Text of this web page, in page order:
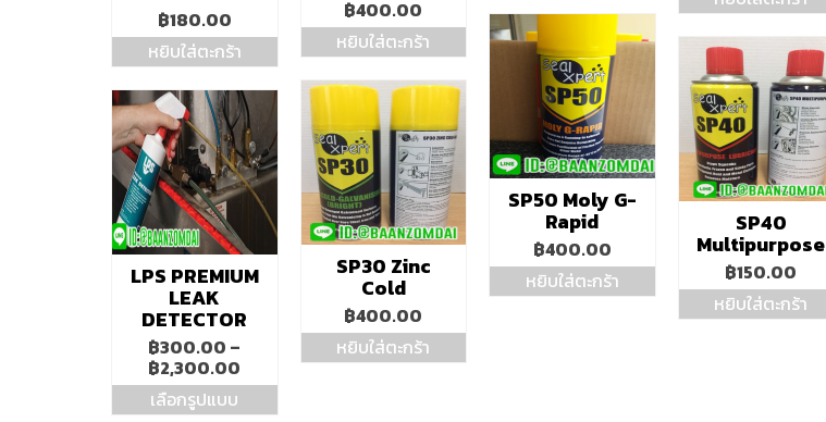
฿400.00
หยิบใส่ตะกร้า
฿180.00
หยิบใส่ตะกร้า
SP50 Moly G-
Rapid
฿400.00
หยิบใส่ตะกร้า
SP40
Multipurpose
฿150.00
หยิบใส่ตะกร้า
SP30 Zinc
Cold
฿400.00
หยิบใส่ตะกร้า
LPS PREMIUM
LEAK
DETECTOR
฿300.00 –
฿2,300.00
range:
฿300.00
เลือกรูปแบบ